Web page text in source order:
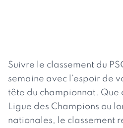
Suivre le classement du
semaine avec l’espoir de
tête du championnat. Que
Ligue des Champions ou
nationales, le classement